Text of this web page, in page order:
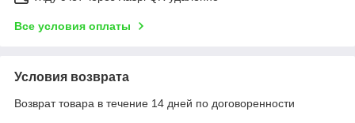
Все условия оплаты
Условия возврата
Возврат товара в течение 14 дней по договоренности